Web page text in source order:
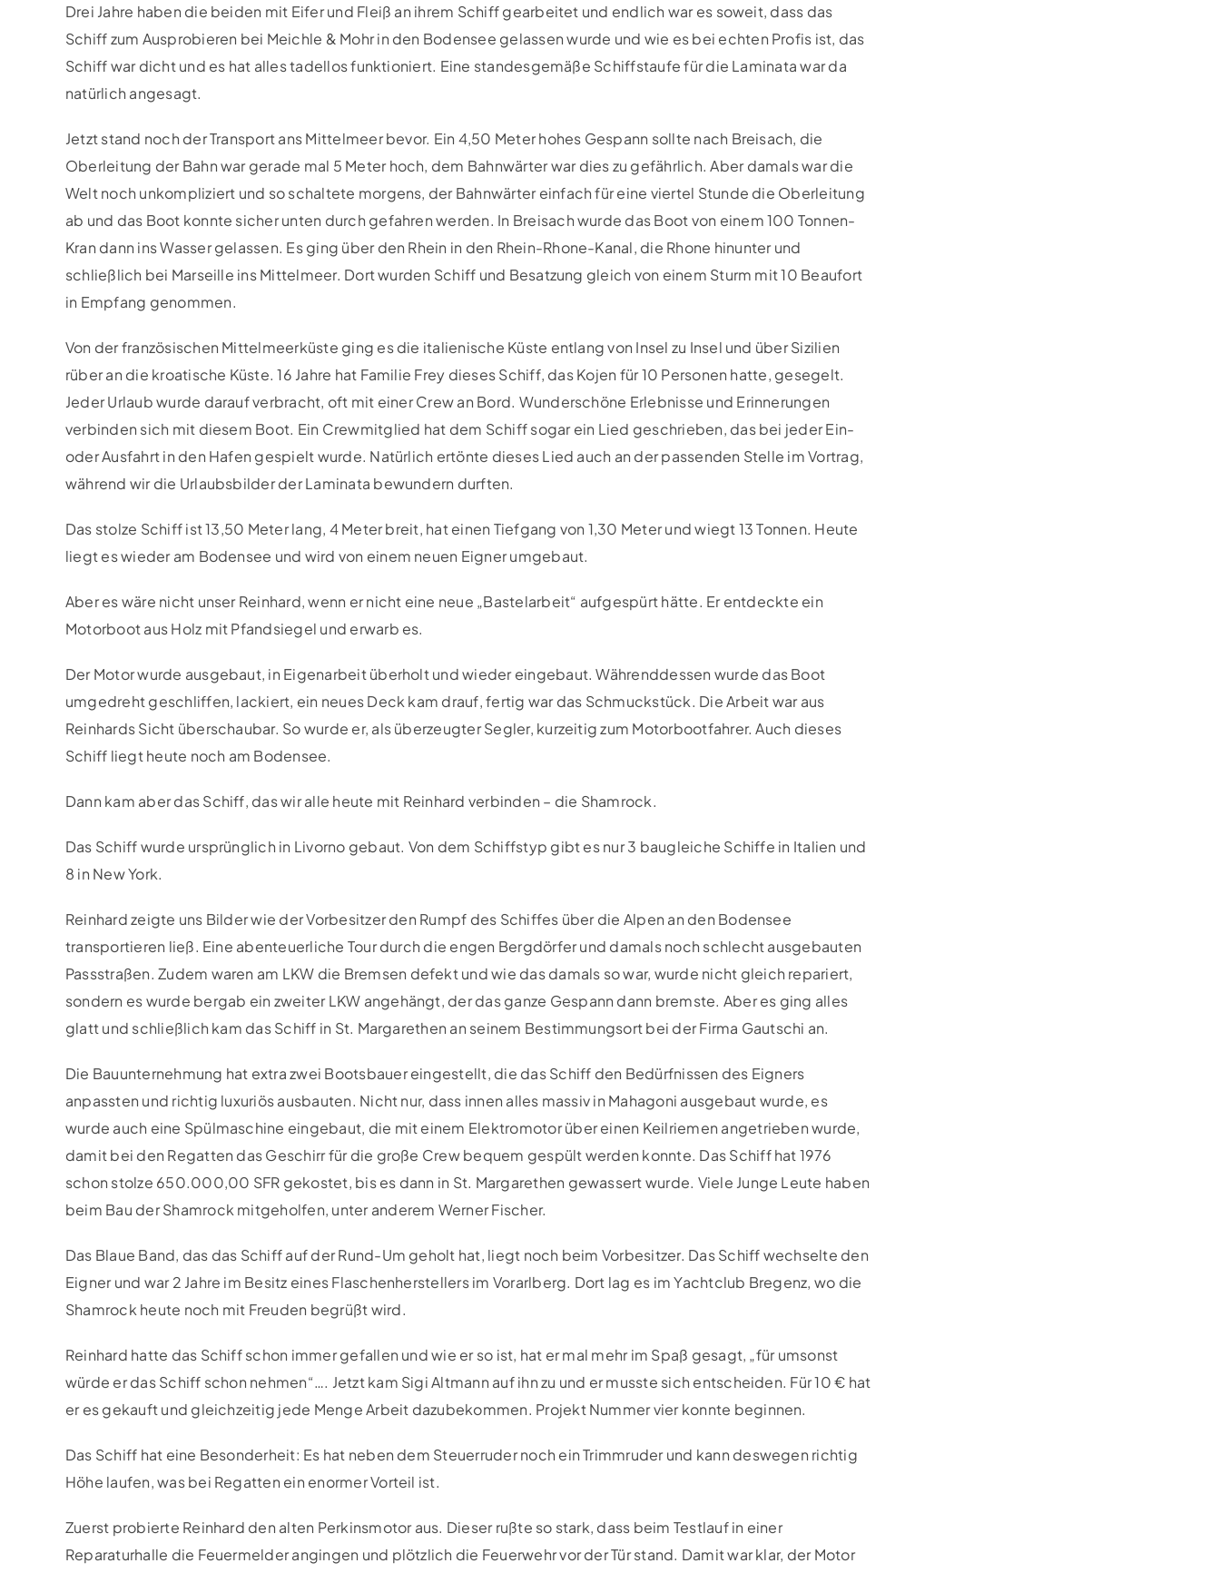
Drei Jahre haben die beiden mit Eifer und Fleiß an ihrem Schiff gearbeitet und endlich war es soweit, dass das
Schiff zum Ausprobieren bei Meichle & Mohr in den Bodensee gelassen wurde und wie es bei echten Profis ist, das
Schiff war dicht und es hat alles tadellos funktioniert. Eine standesgemäße Schiffstaufe für die Laminata war da
natürlich angesagt.
Jetzt stand noch der Transport ans Mittelmeer bevor. Ein 4,50 Meter hohes Gespann sollte nach Breisach, die
Oberleitung der Bahn war gerade mal 5 Meter hoch, dem Bahnwärter war dies zu gefährlich. Aber damals war die
Welt noch unkompliziert und so schaltete morgens, der Bahnwärter einfach für eine viertel Stunde die Oberleitung
ab und das Boot konnte sicher unten durch gefahren werden. In Breisach wurde das Boot von einem 100 Tonnen-
Kran dann ins Wasser gelassen. Es ging über den Rhein in den Rhein-Rhone-Kanal, die Rhone hinunter und
schließlich bei Marseille ins Mittelmeer. Dort wurden Schiff und Besatzung gleich von einem Sturm mit 10 Beaufort
in Empfang genommen.
Von der französischen Mittelmeerküste ging es die italienische Küste entlang von Insel zu Insel und über Sizilien
rüber an die kroatische Küste. 16 Jahre hat Familie Frey dieses Schiff, das Kojen für 10 Personen hatte, gesegelt.
Jeder Urlaub wurde darauf verbracht, oft mit einer Crew an Bord. Wunderschöne Erlebnisse und Erinnerungen
verbinden sich mit diesem Boot. Ein Crewmitglied hat dem Schiff sogar ein Lied geschrieben, das bei jeder Ein-
oder Ausfahrt in den Hafen gespielt wurde. Natürlich ertönte dieses Lied auch an der passenden Stelle im Vortrag,
während wir die Urlaubsbilder der Laminata bewundern durften.
Das stolze Schiff ist 13,50 Meter lang, 4 Meter breit, hat einen Tiefgang von 1,30 Meter und wiegt 13 Tonnen. Heute
liegt es wieder am Bodensee und wird von einem neuen Eigner umgebaut.
Aber es wäre nicht unser Reinhard, wenn er nicht eine neue „Bastelarbeit“ aufgespürt hätte. Er entdeckte ein
Motorboot aus Holz mit Pfandsiegel und erwarb es.
Der Motor wurde ausgebaut, in Eigenarbeit überholt und wieder eingebaut. Währenddessen wurde das Boot
umgedreht geschliffen, lackiert, ein neues Deck kam drauf, fertig war das Schmuckstück. Die Arbeit war aus
Reinhards Sicht überschaubar. So wurde er, als überzeugter Segler, kurzeitig zum Motorbootfahrer. Auch dieses
Schiff liegt heute noch am Bodensee.
Dann kam aber das Schiff, das wir alle heute mit Reinhard verbinden – die Shamrock.
Das Schiff wurde ursprünglich in Livorno gebaut. Von dem Schiffstyp gibt es nur 3 baugleiche Schiffe in Italien und
8 in New York.
Reinhard zeigte uns Bilder wie der Vorbesitzer den Rumpf des Schiffes über die Alpen an den Bodensee
transportieren ließ. Eine abenteuerliche Tour durch die engen Bergdörfer und damals noch schlecht ausgebauten
Passstraßen. Zudem waren am LKW die Bremsen defekt und wie das damals so war, wurde nicht gleich repariert,
sondern es wurde bergab ein zweiter LKW angehängt, der das ganze Gespann dann bremste. Aber es ging alles
glatt und schließlich kam das Schiff in St. Margarethen an seinem Bestimmungsort bei der Firma Gautschi an.
Die Bauunternehmung hat extra zwei Bootsbauer eingestellt, die das Schiff den Bedürfnissen des Eigners
anpassten und richtig luxuriös ausbauten. Nicht nur, dass innen alles massiv in Mahagoni ausgebaut wurde, es
wurde auch eine Spülmaschine eingebaut, die mit einem Elektromotor über einen Keilriemen angetrieben wurde,
damit bei den Regatten das Geschirr für die große Crew bequem gespült werden konnte. Das Schiff hat 1976
schon stolze 650.000,00 SFR gekostet, bis es dann in St. Margarethen gewassert wurde. Viele Junge Leute haben
beim Bau der Shamrock mitgeholfen, unter anderem Werner Fischer.
Das Blaue Band, das das Schiff auf der Rund-Um geholt hat, liegt noch beim Vorbesitzer. Das Schiff wechselte den
Eigner und war 2 Jahre im Besitz eines Flaschenherstellers im Vorarlberg. Dort lag es im Yachtclub Bregenz, wo die
Shamrock heute noch mit Freuden begrüßt wird.
Reinhard hatte das Schiff schon immer gefallen und wie er so ist, hat er mal mehr im Spaß gesagt, „für umsonst
würde er das Schiff schon nehmen“…. Jetzt kam Sigi Altmann auf ihn zu und er musste sich entscheiden. Für 10 € hat
er es gekauft und gleichzeitig jede Menge Arbeit dazubekommen. Projekt Nummer vier konnte beginnen.
Das Schiff hat eine Besonderheit: Es hat neben dem Steuerruder noch ein Trimmruder und kann deswegen richtig
Höhe laufen, was bei Regatten ein enormer Vorteil ist.
Zuerst probierte Reinhard den alten Perkinsmotor aus. Dieser rußte so stark, dass beim Testlauf in einer
Reparaturhalle die Feuermelder angingen und plötzlich die Feuerwehr vor der Tür stand. Damit war klar, der Motor